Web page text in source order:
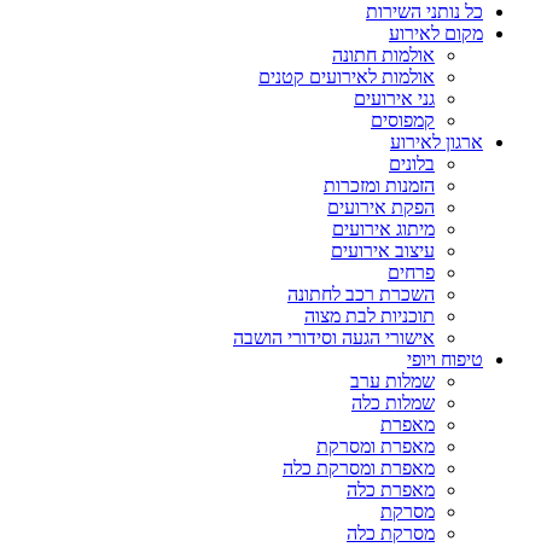
כל נותני השירות
מקום לאירוע
אולמות חתונה
אולמות לאירועים קטנים
גני אירועים
קמפוסים
ארגון לאירוע
בלונים
הזמנות ומזכרות
הפקת אירועים
מיתוג אירועים
עיצוב אירועים
פרחים
השכרת רכב לחתונה
תוכניות לבת מצוה
אישורי הגעה וסידורי הושבה
טיפוח ויופי
שמלות ערב
שמלות כלה
מאפרת
מאפרת ומסרקת
מאפרת ומסרקת כלה
מאפרת כלה
מסרקת
מסרקת כלה